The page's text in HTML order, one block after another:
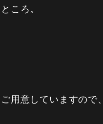
ころ。
用意していますので、